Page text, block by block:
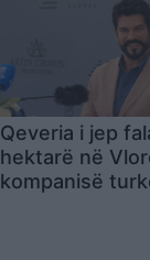
Qeveria i jep
hektarë në
kompanisë